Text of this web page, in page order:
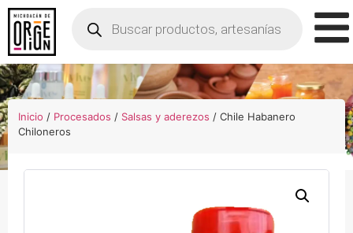
Inicio / Procesados / Salsas y aderezos / Chile Habanero
Chiloneros